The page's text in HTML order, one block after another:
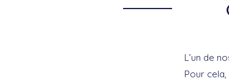
L’un de
Pour